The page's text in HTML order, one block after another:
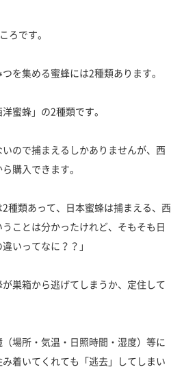
ろです。
を集める蜜蜂には2種類あります。
蜜蜂」の2種類です。
ので捕まえるしかありませんが、西
購入できます。
2種類あって、日本蜜蜂は捕まえる、西
ことは分かったけれど、そもそも日
いってなに？？」
巣箱から逃げてしまうか、定住して
場所・気温・日照時間・湿度）等に
着いてくれても「逃去」してしまい